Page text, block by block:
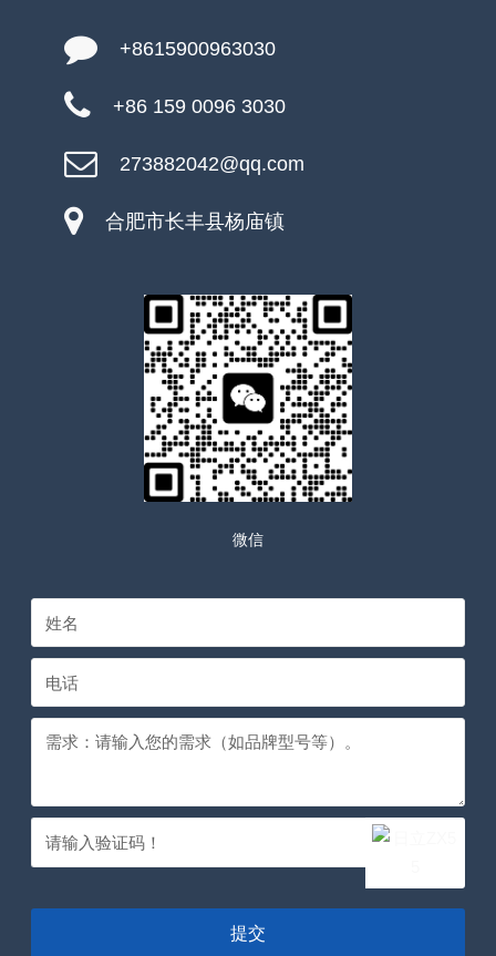
+8615900963030
+86 159 0096 3030
273882042@qq.com
合肥市长丰县杨庙镇
微信
提交